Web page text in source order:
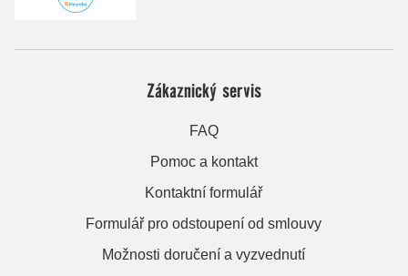
Zákaznický servis
FAQ
Pomoc a kontakt
Kontaktní formulář
Formulář pro odstoupení od smlouvy
Možnosti doručení a vyzvednutí